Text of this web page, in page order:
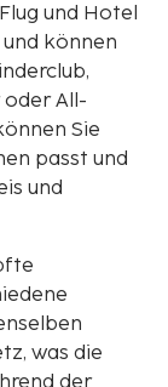
und Hotel
können
All-
Sie
passt und
und
was die